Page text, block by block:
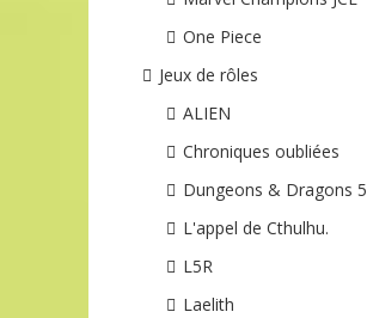
One Piece
Jeux de rôles
ALIEN
Chroniques oubliées
Dungeons & Dragons 5
L'appel de Cthulhu.
L5R
Laelith